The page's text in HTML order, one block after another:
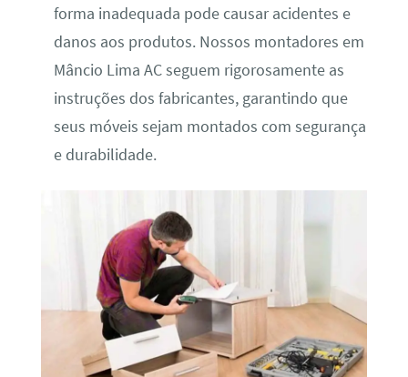
forma inadequada pode causar acidentes e
danos aos produtos. Nossos montadores em
Mâncio Lima AC seguem rigorosamente as
instruções dos fabricantes, garantindo que
seus móveis sejam montados com segurança
e durabilidade.